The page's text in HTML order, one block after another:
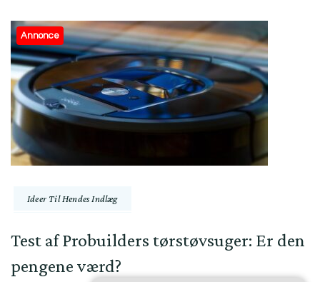
Annonce
Ideer Til Hendes Indlæg
Test af Probuilders tørstøvsuger: Er den
pengene værd?